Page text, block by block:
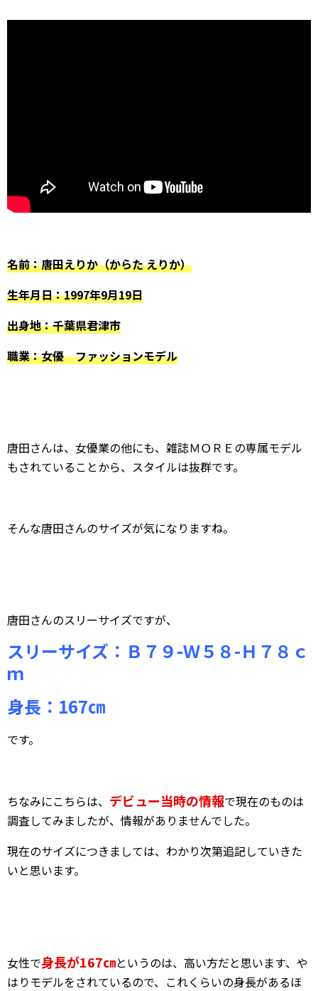
名前：唐田えりか（からた えりか）
生年月日：1997年9月19日
出身地：千葉県君津市
職業：女優 ファッションモデル
唐田さんは、女優業の他にも、雑誌ＭＯＲＥの専属モデル
もされていることから、スタイルは抜群です。
そんな唐田さんのサイズが気になりますね。
唐田さんのスリーサイズですが、
スリーサイズ：Ｂ７９-Ｗ５８-Ｈ７８ｃ
ｍ
身長：167㎝
です。
ちなみにこちらは、 デビュー当時の情報で現在のものは
調査してみましたが、情報がありませんでした。
現在のサイズにつきましては、わかり次第追記していきた
いと思います。
女性で身長が167㎝というのは、高い方だと思います、や
はりモデルをされているので、これくらいの身長があるほ